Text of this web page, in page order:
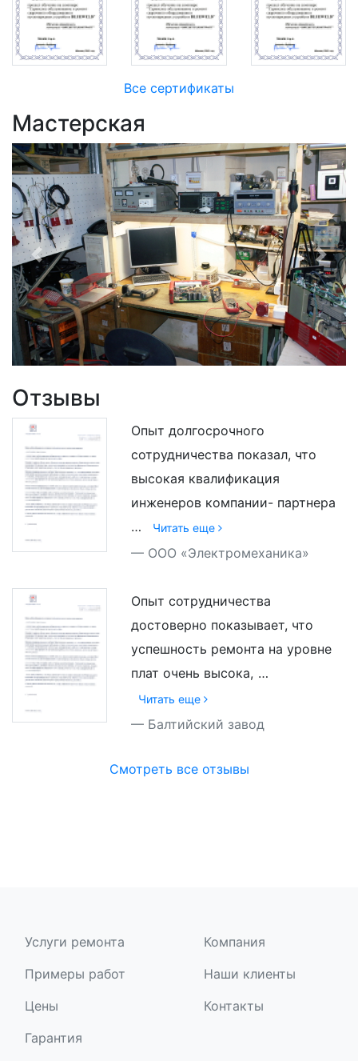
Все сертификаты
Мастерская
Отзывы
Опыт долгосрочного
сотрудничества показал, что
высокая квалификация
инженеров компании- партнера
…
Читать еще
ООО «Электромеханика»
Опыт сотрудничества
достоверно показывает, что
успешность ремонта на уровне
плат очень высока, …
Читать еще
Балтийский завод
Смотреть все отзывы
Услуги ремонта
Примеры работ
Цены
Гарантия
Компания
Наши клиенты
Контакты